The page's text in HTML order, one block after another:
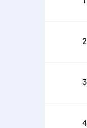
2
3
4